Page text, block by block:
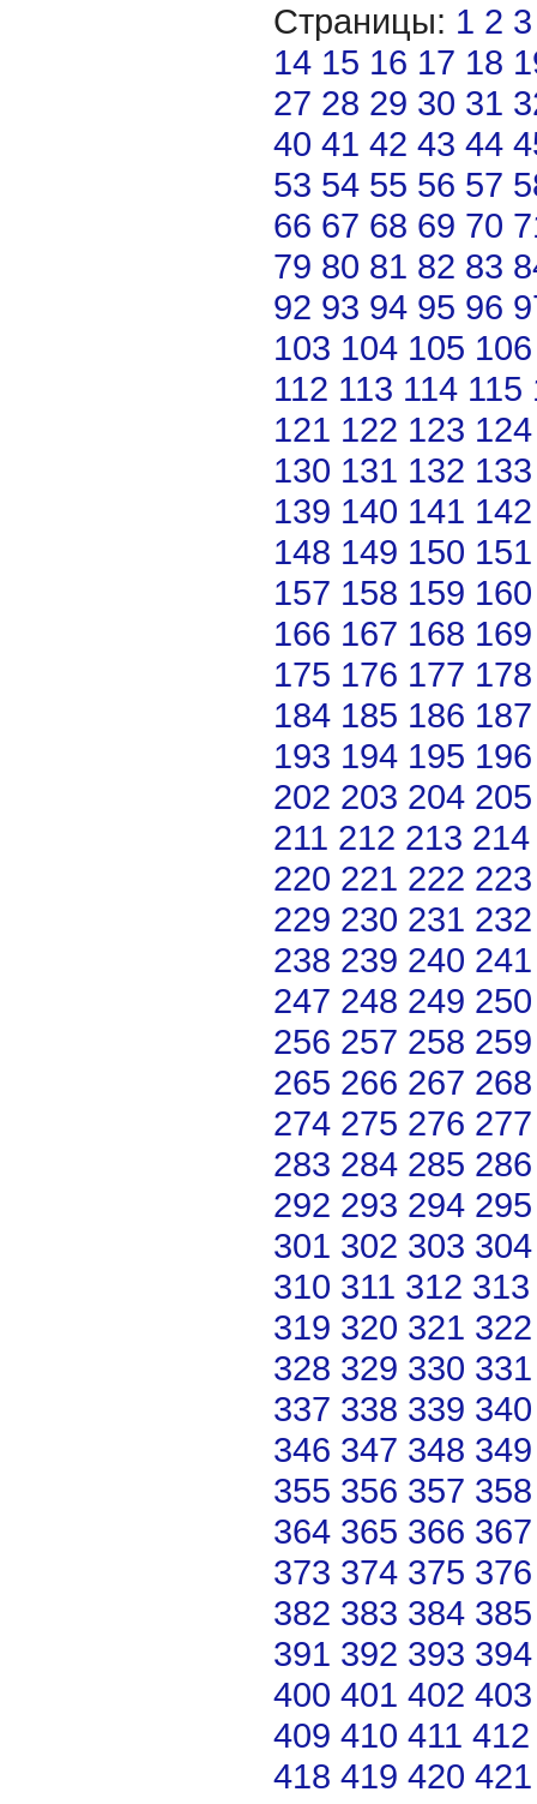
Страницы: 1 2 3
14 15 16 17 18
27 28 29 30 31
40 41 42 43 44
53 54 55 56 57
66 67 68 69 70
79 80 81 82 83
92 93 94 95 96
103 104 105 106
112 113 114 115
121 122 123 124
130 131 132 133
139 140 141 142
148 149 150 151
157 158 159 160
166 167 168 169
175 176 177 178
184 185 186 187
193 194 195 196
202 203 204 205
211 212 213 214
220 221 222 223
229 230 231 232
238 239 240 241
247 248 249 250
256 257 258 259
265 266 267 268
274 275 276 277
283 284 285 286
292 293 294 295
301 302 303 304
310 311 312 313
319 320 321 322
328 329 330 331
337 338 339 340
346 347 348 349
355 356 357 358
364 365 366 367
373 374 375 376
382 383 384 385
391 392 393 394
400 401 402 403
409 410 411 412
418 419 420 421